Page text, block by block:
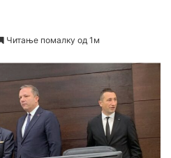
Читање помалку од 1м